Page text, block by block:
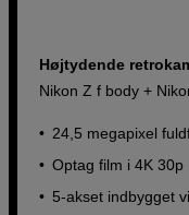
Højtydende
Nikon Z f body +
24,5 megapixel
Optag film i 4K 30p
5-akset indbygget